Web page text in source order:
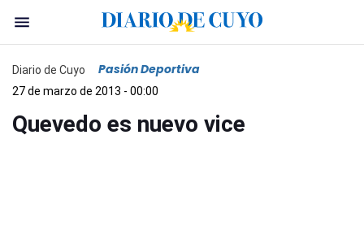
Diario de Cuyo Pasión Deportiva
27 de marzo de 2013 - 00:00
Quevedo es nuevo vice